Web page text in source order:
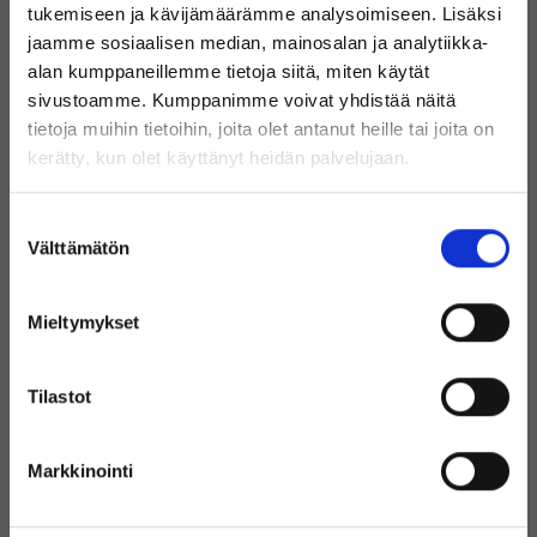
tukemiseen ja kävijämäärämme analysoimiseen. Lisäksi
jaamme sosiaalisen median, mainosalan ja analytiikka-
alan kumppaneillemme tietoja siitä, miten käytät
sivustoamme. Kumppanimme voivat yhdistää näitä
tietoja muihin tietoihin, joita olet antanut heille tai joita on
kerätty, kun olet käyttänyt heidän palvelujaan.
valinta
Välttämätön
Mieltymykset
Tilastot
Markkinointi
Valikoimastamme löydät
huippubrändien tuotteita edulliseen
hintaan!
Käytetyt IT-laitteet laajasta
valikoimasta
Tervetuloa Inregon verkkokauppaan!